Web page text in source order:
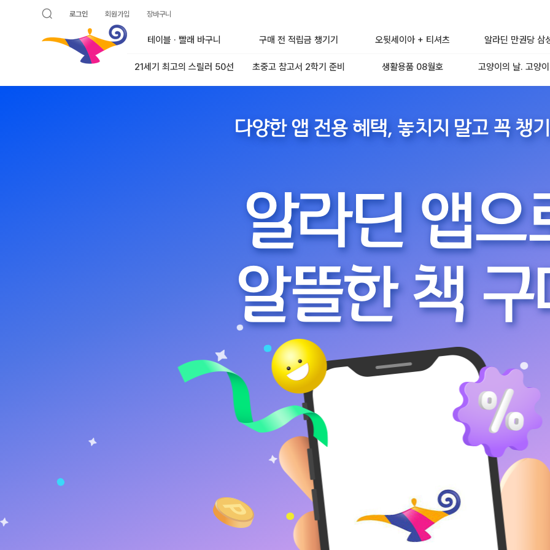
로그인 회원가입 장바구니
테이블 · 빨래 바구니 구매 전 적립금 챙기기 오뒷세이아 + 티셔츠 알라딘 만권당 삼
21세기 최고의 스릴러 50선 초중고 참고서 2학기 준비 생활용품 08월호 고양이의 날. 고양
다양한 앱 전용 혜택, 놓치지 말고 꼭 챙
알라딘 앱으
알뜰한 책 구